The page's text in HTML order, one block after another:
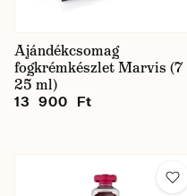
Ajándékcsomag
fogkrémkészlet Marvis (7
25 ml)
13 900 Ft